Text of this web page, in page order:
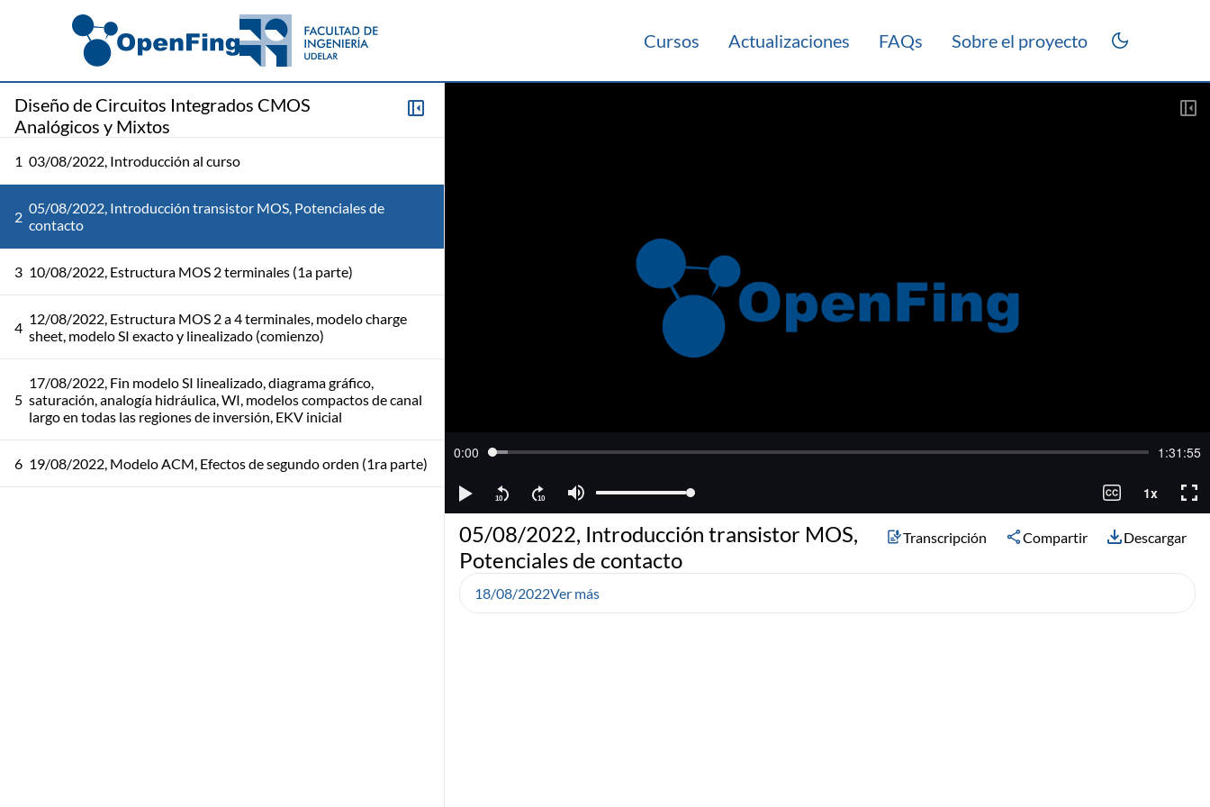
Cursos Actualizaciones FAQs Sobre el proyecto
Diseño de Circuitos Integrados CMOS
Analógicos y Mixtos
1 03/08/2022, Introducción al curso
2 05/08/2022, Introducción transistor MOS, Potenciales de
contacto
3 10/08/2022, Estructura MOS 2 terminales (1a parte)
4 12/08/2022, Estructura MOS 2 a 4 terminales, modelo charge
sheet, modelo SI exacto y linealizado (comienzo)
5
17/08/2022, Fin modelo SI linealizado, diagrama gráfico,
saturación, analogía hidráulica, WI, modelos compactos de canal
largo en todas las regiones de inversión, EKV inicial
6 19/08/2022, Modelo ACM, Efectos de segundo orden (1ra parte)
05/08/2022, Introducción transistor MOS,
Potenciales de contacto
Transcripción Compartir Descargar
18/08/2022Ver más